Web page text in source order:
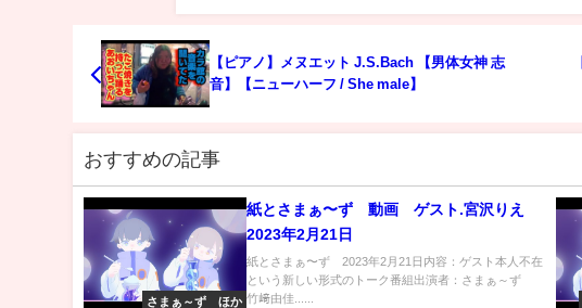
【ピアノ】メヌエット J.S.Bach 【男体女神 志
音】【ニューハーフ / She male】
おすすめの記事
さまぁ～ず ほか
紙とさまぁ〜ず 動画 ゲスト.宮沢りえ
2023年2月21日
紙とさまぁ〜ず 2023年2月21日内容：ゲスト本人不在
という新しい形式のトーク番組出演者：さまぁ～ず
竹﨑由佳......